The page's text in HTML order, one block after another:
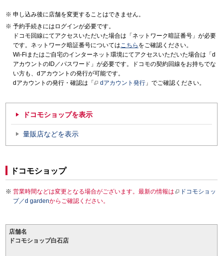
申し込み後に店舗を変更することはできません。
予約手続きにはログインが必要です。
ドコモ回線にてアクセスいただいた場合は「ネットワーク暗証番号」が必要
です。ネットワーク暗証番号についてはこちら をご確認ください。
Wi-Fiまたはご自宅のインターネット環境にてアクセスいただいた場合は「d
アカウントのID／パスワード」が必要です。ドコモの契約回線をお持ちでな
い方も、dアカウントの発行が可能です。
dアカウントの発行・確認は「
dアカウント発行 」でご確認ください。
ドコモショップを表示
量販店などを表示
ドコモショップ
営業時間などは変更となる場合がございます。最新の情報は
ドコモショッ
プ／d gardenからご確認ください。
店舗名
ドコモショップ白石店